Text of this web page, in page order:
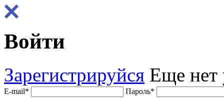
Войти
Зарегистрируйся Еще нет
E-mail* Пароль*